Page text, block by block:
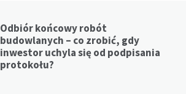
Odbiór końcowy robót
budowlanych – co zrobić, gdy
inwestor uchyla się od podpisania
protokołu?